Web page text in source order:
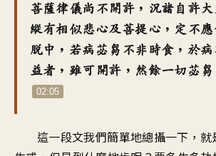
菩薩律儀尚不開許 ， 況諸自許大
縱有相似悲心及菩提心 ， 定不應
脫中 ， 若病苾芻不非時食 ， 於病
益者 ， 雖可開許 ， 然餘一切苾芻
02:05
這一段文我們簡單地總攝一下 ，就